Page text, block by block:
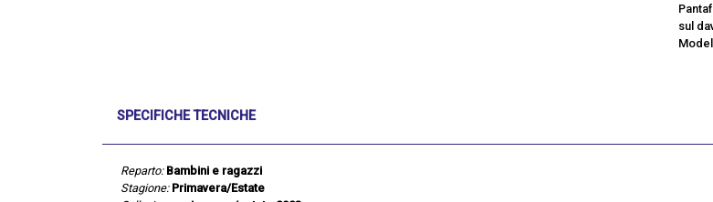
sul
SPECIFICHE TECNICHE
Reparto: Bambini e ragazzi
Stagione: Primavera/Estate